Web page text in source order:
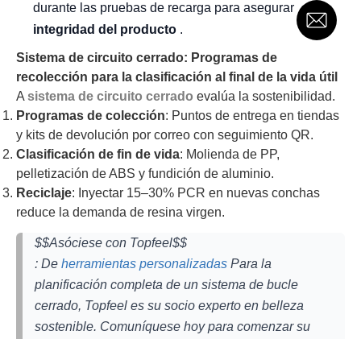
durante las pruebas de recarga para asegurar
integridad del producto .
Sistema de circuito cerrado: Programas de
recolección para la clasificación al final de la vida útil
A sistema de circuito cerrado evalúa la sostenibilidad.
Programas de colección: Puntos de entrega en tiendas
y kits de devolución por correo con seguimiento QR.
Clasificación de fin de vida: Molienda de PP,
pelletización de ABS y fundición de aluminio.
Reciclaje: Inyectar 15–30% PCR en nuevas conchas
reduce la demanda de resina virgen.
$$Asóciese con Topfeel$$
: De herramientas personalizadas Para la
planificación completa de un sistema de bucle
cerrado, Topfeel es su socio experto en belleza
sostenible. Comuníquese hoy para comenzar su